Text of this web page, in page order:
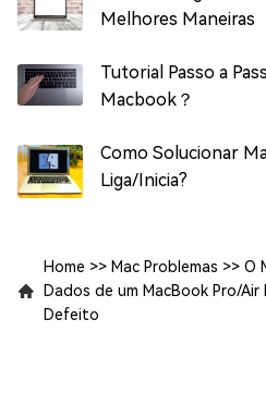
Melhores Maneiras
Tutorial Passo a
Macbook？
Como Solucionar
Liga/Inicia?
Home >> Mac Problemas >> O
Dados de um MacBook Pro/
Defeito